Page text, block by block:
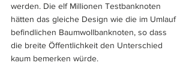
werden. Die elf Millionen Testbanknoten
hätten das gleiche Design wie die im Umlauf
befindlichen Baumwollbanknoten, so dass
die breite Öffentlichkeit den Unterschied
kaum bemerken würde.